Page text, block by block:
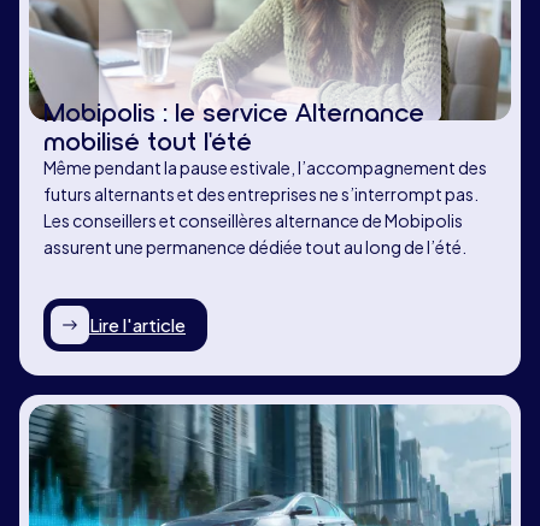
Mobipolis : le service Alternance
mobilisé tout l'été
Même pendant la pause estivale, l’accompagnement des
futurs alternants et des entreprises ne s’interrompt pas.
Les conseillers et conseillères alternance de Mobipolis
assurent une permanence dédiée tout au long de l’été.
Lire l'article